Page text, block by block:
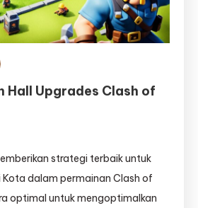
Hall Upgrades Clash of
strategi terbaik untuk
Kota dalam permainan Clash of
optimal untuk mengoptimalkan